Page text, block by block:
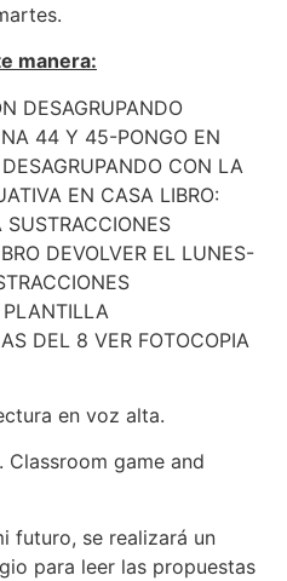
manera:
DESAGRUPANDO
44 Y 45-PONGO EN
CON LA
EN CASA LIBRO:
DEVOLVER EL LUNES-
DEL 8 VER FOTOCOPIA
en voz alta.
Classroom game and
futuro, se realizará un
para leer las propuestas